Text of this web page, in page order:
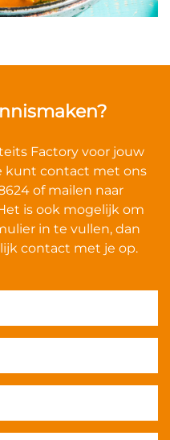
Factory voor jouw
kunt contact met ons
of mailen naar
is ook mogelijk om
in te vullen, dan
contact met je op.